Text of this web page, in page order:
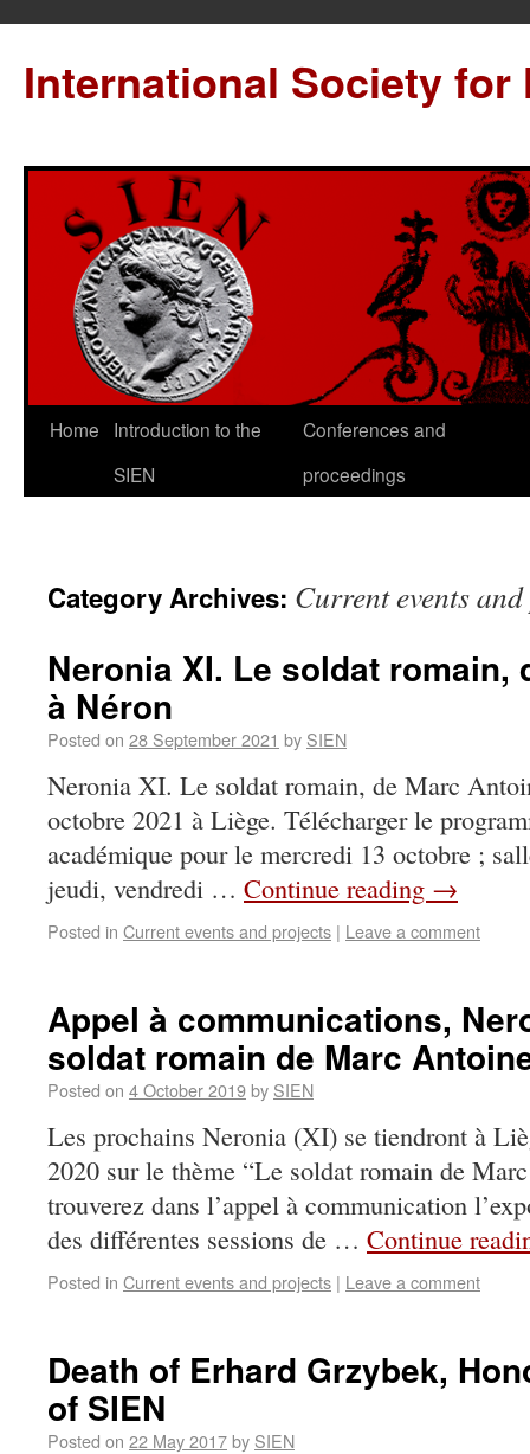
International Society for
Home
Introduction to the
SIEN
Conferences and
proceedings
Category Archives: Current events
Neronia XI. Le soldat romain,
à Néron
Posted on 28 September 2021 by SIEN
Neronia XI. Le soldat romain, de Marc
octobre 2021 à Liège. Télécharger le
académique pour le mercredi 13 octobre ;
jeudi, vendredi … Continue reading →
Posted in Current events and projects | Leave a comment
Appel à communications,
soldat romain de Marc
Posted on 4 October 2019by SIEN
Les prochains Neronia (XI) se tiendront à
2020 sur le thème “Le soldat romain de
trouverez dans l’appel à communication
des différentes sessions de … Continue
Posted in Current events and projects | Leave a comment
Death of Erhard Grzybek,
of SIEN
Posted on 22 May 2017by SIEN